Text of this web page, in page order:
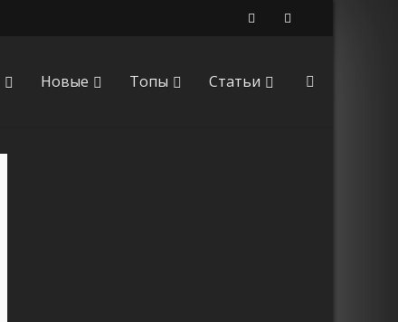
Новые Топы Статьи